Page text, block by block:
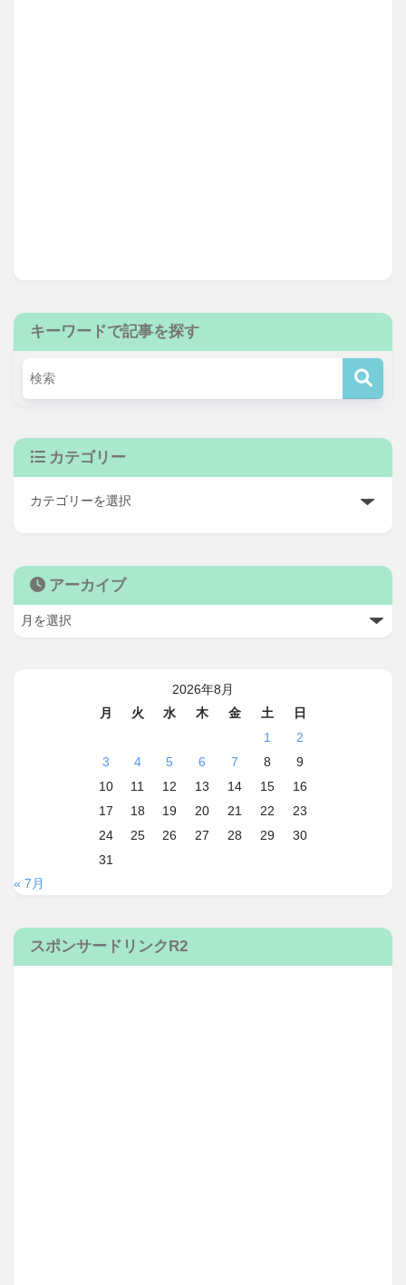
キーワードで記事を探す
カテゴリー
アーカイブ
2026年8月
月
火 水 木 金 土
日
1
2
3
4 5 6 7 8
9
10
11 12 13 14 15
16
17
18 19 20 21 22
23
24
25 26 27 28 29
30
31
« 7月
スポンサードリンクR2